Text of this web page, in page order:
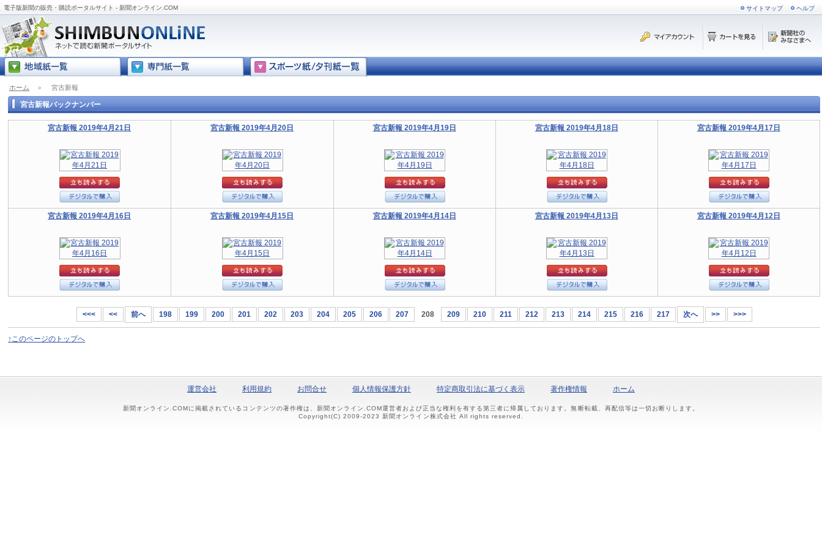
電子版新聞の販売・購読ポータルサイト - 新聞オンライン.COM サイトマップ ヘルプ
ホーム ＞ 宮古新報
宮古新報バックナンバー
宮古新報 2019年4月21日 宮古新報 2019年4月20日 宮古新報 2019年4月19日 宮古新報 2019年4月18日 宮古新報 2019年4月17日
宮古新報 2019年4月16日 宮古新報 2019年4月15日 宮古新報 2019年4月14日 宮古新報 2019年4月13日 宮古新報 2019年4月12日
<<< << 前へ 198 199 200 201 202 203 204 205 206 207 208 209 210 211 212 213 214 215 216 217 次へ >> >>>
↑このページのトップへ
運営会社 利用規約 お問合せ 個人情報保護方針 特定商取引法に基づく表示 著作権情報 ホーム
新聞オンライン.COMに掲載されているコンテンツの著作権は、新聞オンライン.COM運営者および正当な権利を有する第三者に帰属しております。無断転載、再配信等は一切お断りします。
Copyright(C) 2009-2023 新聞オンライン株式会社 All rights reserved.